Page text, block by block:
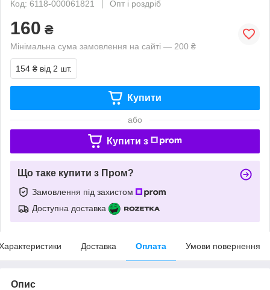
Код: 6118-000061821
Опт і роздріб
160 ₴
Мінімальна сума замовлення на сайті — 200 ₴
154 ₴ від 2 шт.
Купити
або
Купити з
Що таке купити з Пром?
Замовлення під захистом
Доступна доставка
Доставка Оплата Умови повернення
Опис